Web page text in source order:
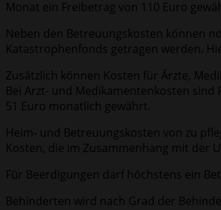
Monat ein Freibetrag von 110 Euro
Neben den Betreuungskosten können
Katastrophenfonds getragen werden.
Zusätzlich können Kosten für Ärzte,
Bei Arzt- und Medikamentenkosten
51 Euro monatlich gewährt.
Heim- und Betreuungskosten von zu
Kosten, die im Zusammenhang mit der
Für Beerdigungen darf höchstens ein
Behinderten wird nach Grad der